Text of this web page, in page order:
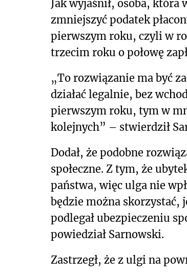
Jak wyjaśnił, osoba,
zmniejszyć podatek
pierwszym roku, czyli w
trzecim roku o połowę
„To rozwiązanie ma być
działać legalnie, bez
pierwszym roku, tym w
kolejnych” – stwierdził
Dodał, że podobne
społeczne. Z tym, że
państwa, więc ulga nie
będzie można skorzystać,
podlegał ubezpieczeniu
powiedział Sarnowski.
Zastrzegł, że z ulgi na